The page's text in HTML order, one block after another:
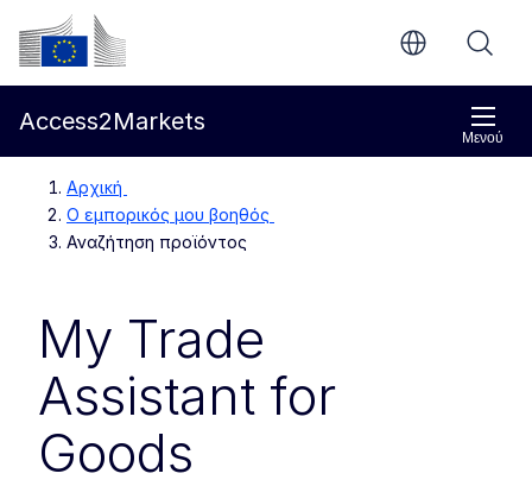
Απευθείας μετάβαση στο κύριο περιεχόμενο
Ευρωπαϊκή Επιτροπή
Μενού
Access2Markets
Αρχική
Ο εμπορικός μου βοηθός
Αναζήτηση προϊόντος
My Trade
Assistant for
Goods